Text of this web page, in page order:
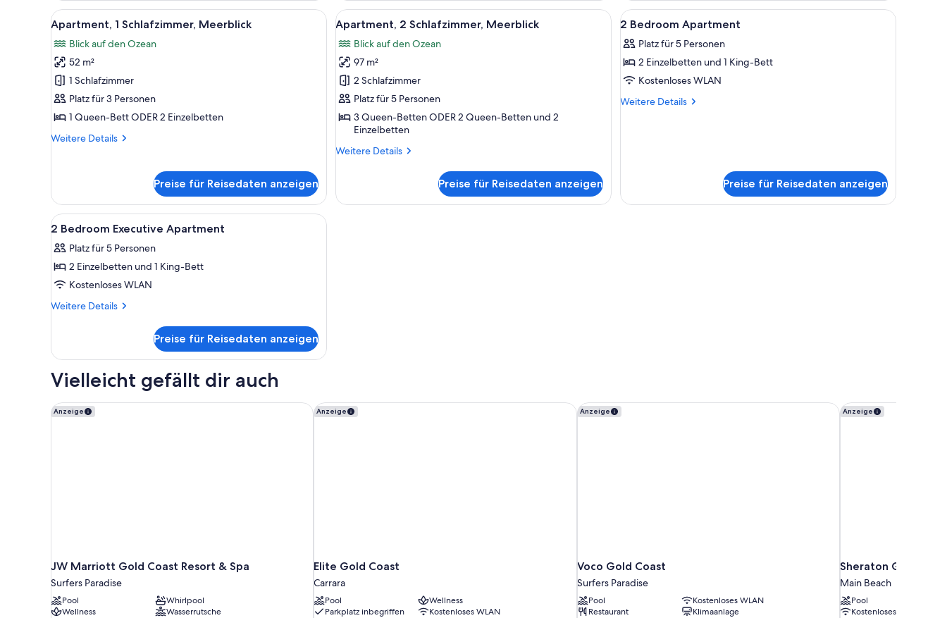
(Dual
Key)
Alle
Fotos
für
Apartment,
Schlafzimmer,
Meerblick
Ein gemütlicher Wohnbereich mit Küchenzeile, einer Couch, einem Esstisch mit Stühlen, einem Flachbildfernseher und einem großen Fenster mit Blick auf den Strand.
11
Apartment, 1 Schlafzimmer, Meerblick
Blick auf den Ozean
52 m²
1 Schlafzimmer
Platz für 3 Personen
1 Queen-Bett ODER 2 Einzelbetten
Weitere Details
Weitere
Schlafzimmer,
Meerblick
Preise für Reisedaten anzeigen
Alle
Fotos
für
Apartment,
2 Schlafzimmer,
Meerblick
anzeigen
Ein Tisch mit Obstschale, Krug und Gläsern auf einem Balkon mit Blick auf den Strand.
19
Apartment, 2 Schlafzimmer, Meerblick
Blick auf den Ozean
97 m²
2 Schlafzimmer
Platz für 5 Personen
3 Queen-Betten ODER 2 Queen-Betten und 2
Einzelbetten
Weitere Details
Weitere
2 Schlafzimmer,
Preise für Reisedaten anzeigen
Alle
Fotos
für
2
Bedroom
Apartment
Schreibtisch, Bügeleisen/Bügelbrett,
10
2 Bedroom Apartment
Platz für 5 Personen
2 Einzelbetten und 1 King-Bett
Kostenloses WLAN
Weitere Details
Weitere
Preise für Reisedaten anzeigen
Alle
Fotos
für
2
Bedroom
Executive
Schreibtisch, Bügeleisen/Bügelbrett, Babybetten, Zustellbetten
6
2 Bedroom Executive Apartment
Platz für 5 Personen
2 Einzelbetten und 1 King-Bett
Kostenloses WLAN
Weitere Details
Weitere
Bedroom
Apartment
Preise für Reisedaten anzeigen
Vielleicht gefällt dir auch
Anzeige
JW Marriott Gold Coast Resort & Spa
Surfers Paradise
Pool
Whirlpool
Wellness
Wasserrutsche
JW Marriott Gold Coast Resort & Spa Anzeige
Elite Gold Coast
Carrara
Pool
Wellness
Parkplatz inbegriffen
Kostenloses WLAN
Elite Gold Coast Anzeige
Voco Gold Coast
Surfers Paradise
Pool
Kostenloses WLAN
Restaurant
Klimaanlage
Voco Gold Coast Anzeige
Sheraton Grand
Main Beach
Pool
Kostenloses WLAN
Sheraton Grand